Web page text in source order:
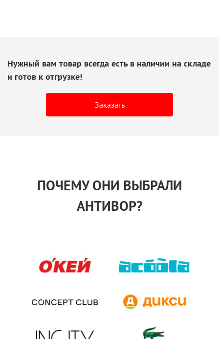
Нужный вам товар всегда есть в наличии на складе
и готов к отгрузке!
Заказать
ПОЧЕМУ ОНИ ВЫБРАЛИ
АНТИВОР?